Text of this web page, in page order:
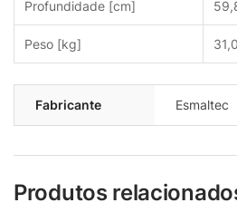
Profundidade [cm]
Peso [kg] 31,0
Fabricante Esmaltec
Produtos